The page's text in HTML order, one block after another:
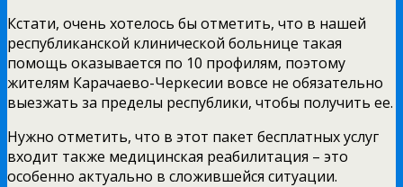
Кстати, очень хотелось бы отметить, что в нашей
республиканской клинической больнице такая
помощь оказывается по 10 профилям, поэтому
жителям Карачаево-Черкесии вовсе не обязательно
выезжать за пределы республики, чтобы получить ее.
Нужно отметить, что в этот пакет бесплатных услуг
входит также медицинская реабилитация – это
особенно актуально в сложившейся ситуации.